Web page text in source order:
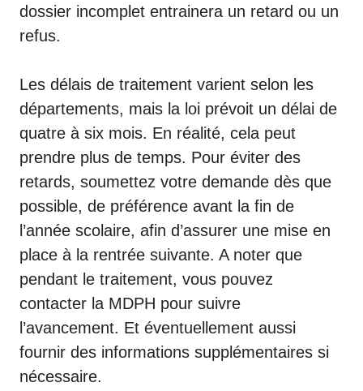
dossier incomplet entrainera un retard ou un
refus.
Les délais de traitement varient selon les
départements, mais la loi prévoit un délai de
quatre à six mois. En réalité, cela peut
prendre plus de temps. Pour éviter des
retards, soumettez votre demande dès que
possible, de préférence avant la fin de
l’année scolaire, afin d’assurer une mise en
place à la rentrée suivante. A noter que
pendant le traitement, vous pouvez
contacter la MDPH pour suivre
l’avancement. Et éventuellement aussi
fournir des informations supplémentaires si
nécessaire.